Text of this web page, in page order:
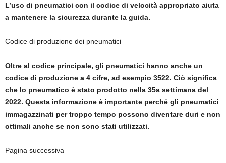
L’uso di pneumatici con il codice di velocità appropriato aiuta
a mantenere la sicurezza durante la guida.
Codice di produzione dei pneumatici
Oltre al codice principale, gli pneumatici hanno anche un
codice di produzione a 4 cifre, ad esempio 3522. Ciò significa
che lo pneumatico è stato prodotto nella 35a settimana del
2022. Questa informazione è importante perché gli pneumatici
immagazzinati per troppo tempo possono diventare duri e non
ottimali anche se non sono stati utilizzati.
Pagina successiva